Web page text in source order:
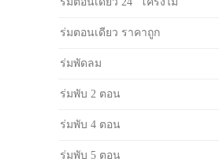
ร่มตอนเดียว ราคาถูก
ร่มพัดลม
ร่มพับ 2 ตอน
ร่มพับ 4 ตอน
ร่มพับ 5 ตอน